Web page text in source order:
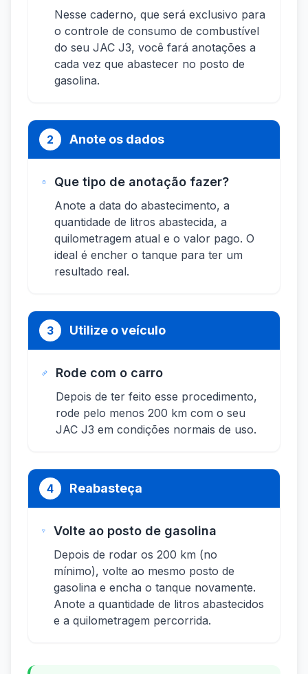
Nesse caderno, que será exclusivo para
o controle de consumo de combustível
do seu JAC J3, você fará anotações a
cada vez que abastecer no posto de
gasolina.
2 Anote os dados
Que tipo de anotação fazer?
Anote a data do abastecimento, a
quantidade de litros abastecida, a
quilometragem atual e o valor pago. O
ideal é encher o tanque para ter um
resultado real.
3 Utilize o veículo
Rode com o carro
Depois de ter feito esse procedimento,
rode pelo menos 200 km com o seu
JAC J3 em condições normais de uso.
4 Reabasteça
Volte ao posto de gasolina
Depois de rodar os 200 km (no
mínimo), volte ao mesmo posto de
gasolina e encha o tanque novamente.
Anote a quantidade de litros abastecidos
e a quilometragem percorrida.